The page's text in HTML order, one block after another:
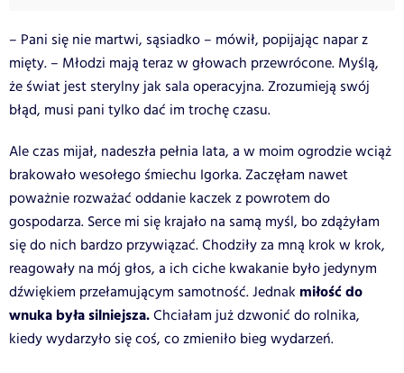
– Pani się nie martwi, sąsiadko – mówił, popijając napar z
mięty. – Młodzi mają teraz w głowach przewrócone. Myślą,
że świat jest sterylny jak sala operacyjna. Zrozumieją swój
błąd, musi pani tylko dać im trochę czasu.
Ale czas mijał, nadeszła pełnia lata, a w moim ogrodzie wciąż
brakowało wesołego śmiechu Igorka. Zaczęłam nawet
poważnie rozważać oddanie kaczek z powrotem do
gospodarza. Serce mi się krajało na samą myśl, bo zdążyłam
się do nich bardzo przywiązać. Chodziły za mną krok w krok,
reagowały na mój głos, a ich ciche kwakanie było jedynym
dźwiękiem przełamującym samotność. Jednak miłość do
wnuka była silniejsza.Chciałam już dzwonić do rolnika,
kiedy wydarzyło się coś, co zmieniło bieg wydarzeń.